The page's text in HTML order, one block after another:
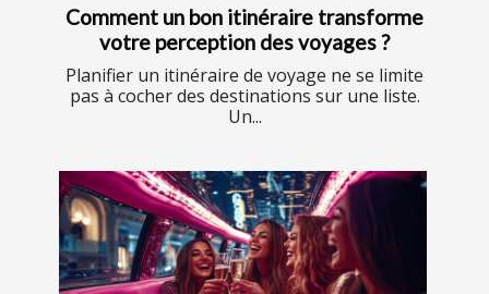
Comment un bon itinéraire transforme
votre perception des voyages ?
Planifier un itinéraire de voyage ne se limite
pas à cocher des destinations sur une liste.
Un...